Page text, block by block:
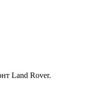
Land Rover.